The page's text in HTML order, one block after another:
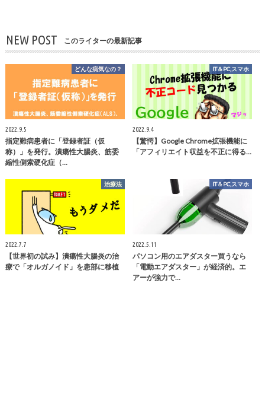
NEW POST このライターの最新記事
どんな病気なの？
2022.9.5
指定難病患者に「登録者証（仮
称）」を発行。潰瘍性大腸炎、筋委
縮性側索硬化症（…
IT＆PC,スマホ
2022.9.4
【驚愕】Google Chrome拡張機能に
「アフィリエイト収益を不正に得る…
治療法
2022.7.7
【世界初の試み】潰瘍性大腸炎の治
療で「オルガノイド」を患部に移植
IT＆PC,スマホ
2022.5.11
パソコン用のエアダスター買うなら
「電動エアダスター」が経済的。エ
アーが強力で…